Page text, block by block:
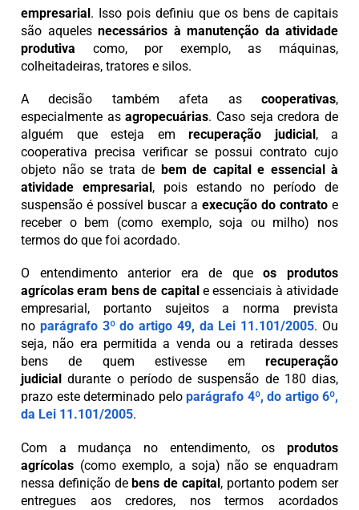
empresarial. Isso pois definiu que os bens de capitais
são aquelesnecessários à manutenção da atividade
produtiva como, por exemplo, as máquinas,
colheitadeiras, tratores e silos.
A decisão também afeta as cooperativas,
especialmente asagropecuárias. Caso seja credora de
alguém que esteja em recuperação judicial , a
cooperativa precisa verificar se possui contrato cujo
objeto não se trata de bem de capital e essencial à
atividade empresarial , pois estando no período de
suspensão é possível buscar a execução do contratoe
receber o bem (como exemplo, soja ou milho) nos
termos do que foi acordado.
O entendimento anterior era de queos produtos
agrícolas eram bens de capital e essenciais à atividade
empresarial, portanto sujeitos a norma prevista
no parágrafo 3º do artigo 49, da Lei 11.101/2005. Ou
seja, não era permitida a venda ou a retirada desses
bens de quem estivesse em recuperação
judicial
durante o período de suspensão de 180 dias,
prazo este determinado pelo parágrafo 4º, do artigo 6º,
da Lei 11.101/2005.
Com a mudança no entendimento, os produtos
agrícolas (como exemplo, a soja) não se enquadram
nessa definição debens de capital, portanto podem ser
entregues aos credores, nos termos acordados